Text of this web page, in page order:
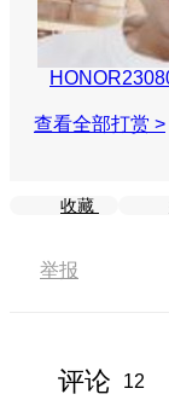
查看全部打赏 >
收藏
举报
评论 12